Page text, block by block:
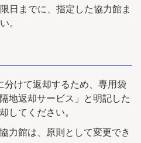
日までに、指定した協力館ま
。
分けて返却するため、専用袋
地返却サービス」と明記した
してください。
力館は、原則として変更でき